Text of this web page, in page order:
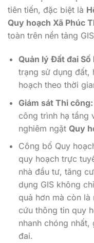
tiên tiến, đặc biệt là
Quy hoạch Xã Phúc
toàn trên nền tảng
Quản lý Đất đai Số
trạng sử dụng đất,
hoạch theo thời
Giám sát Thi công:
công trình hạ tầng
nghiêm ngặt Quy
Công bố Quy
quy hoạch trực
nhà đầu tư, tăng
dụng GIS không
quả hơn mà còn
cứu thông tin quy
nhanh chóng
đai.